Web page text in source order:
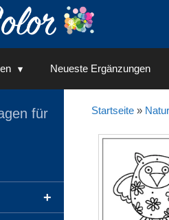
Neueste Ergänzungen
Startseite» Natur
für
+